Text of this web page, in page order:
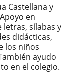
Castellana y
en
sílabas y
didácticas,
los niños
ayudo
en el colegio.